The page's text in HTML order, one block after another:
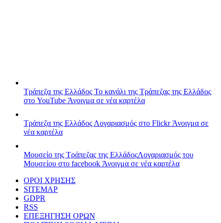
Τράπεζα της Ελλάδος Το κανάλι της Τράπεζας της Ελλάδος
στο YouTube Άνοιγμα σε νέα καρτέλα
Τράπεζα της Ελλάδος Λογαριασμός στο FlickrΆνοιγμα σε
νέα καρτέλα
Μουσείο της Τράπεζας της ΕλλάδοςΛογαριασμός του
Μουσείου στο facebook Άνοιγμα σε νέα καρτέλα
ΟΡΟΙ ΧΡΗΣΗΣ
SITEMAP
GDPR
RSS
ΕΠΕΞΗΓΗΣΗ ΟΡΩΝ